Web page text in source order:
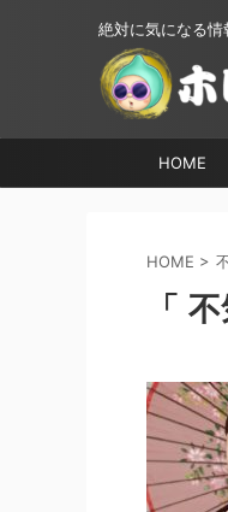
絶対に気になる情
HOME
HOME >
「